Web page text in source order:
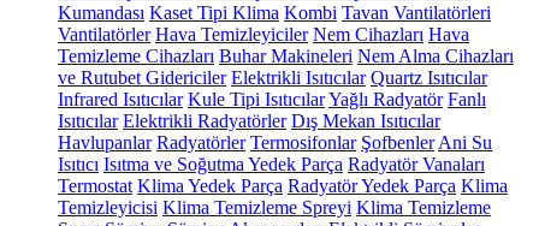
Kumandası Kaset Tipi Klima Kombi Tavan Vantilatörleri
Vantilatörler Hava Temizleyiciler Nem Cihazları Hava
Temizleme Cihazları Buhar Makineleri Nem Alma Cihazları
ve Rutubet Gidericiler Elektrikli Isıtıcılar Quartz Isıtıcılar
Infrared Isıtıcılar Kule Tipi IsıtıcılarYağlı Radyatör Fanlı
Isıtıcılar Elektrikli Radyatörler Dış Mekan Isıtıcılar
Havlupanlar Radyatörler Termosifonlar Şofbenler Ani Su
Isıtıcı Isıtma ve Soğutma Yedek Parça Radyatör Vanaları
Termostat Klima Yedek Parça Radyatör Yedek Parça Klima
Temizleyicisi Klima Temizleme Spreyi Klima Temizleme